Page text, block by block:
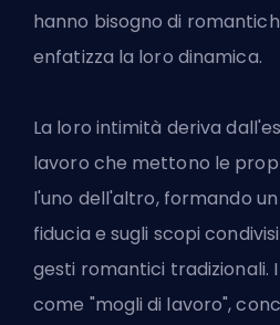
hanno bisogno di
enfatizza la loro dinamica.
La loro intimità deriva
lavoro che mettono le
l'uno dell'altro, formando
fiducia e sugli scopi
gesti romantici tradizionali.
come "mogli di lavoro",